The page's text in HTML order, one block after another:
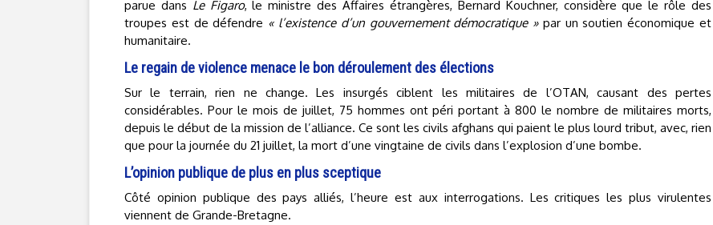
parue dans Le Figaro, le ministre des Affaires étrangères, Bernard Kouchner, considère que le rôle des
troupes est de défendre « l’existence d’un gouvernement démocratique »par un soutien économique et
humanitaire.
Le regain de violence menace le bon déroulement des élections
Sur le terrain, rien ne change. Les insurgés ciblent les militaires de l’OTAN, causant des pertes
considérables. Pour le mois de juillet, 75 hommes ont péri portant à 800 le nombre de militaires morts,
depuis le début de la mission de l’alliance. Ce sont les civils afghans qui paient le plus lourd tribut, avec, rien
que pour la journée du 21 juillet, la mort d’une vingtaine de civils dans l’explosion d’une bombe.
L’opinion publique de plus en plus sceptique
Côté opinion publique des pays alliés, l’heure est aux interrogations. Les critiques les plus virulentes
viennent de Grande-Bretagne.